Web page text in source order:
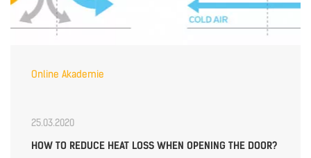
Online Akademie
25.03.2020
HOW TO REDUCE HEAT LOSS WHEN OPENING THE DOOR?